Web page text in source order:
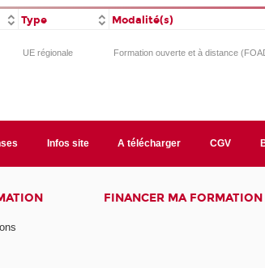
Type Modalité(s)
UE régionale Formation ouverte et à distance
Infos site A télécharger CGV
FINANCER MA FORMATION